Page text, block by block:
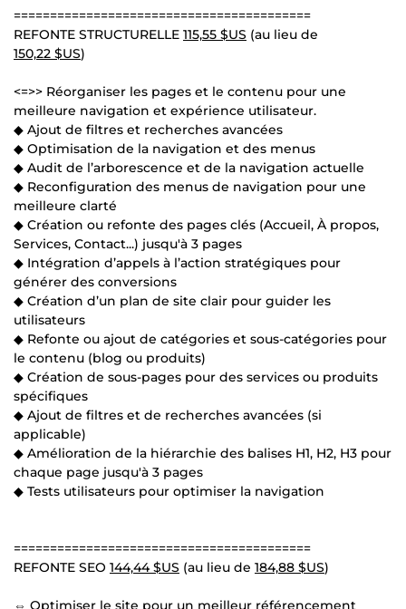
=========================================
REFONTE STRUCTURELLE 115,55 $US (au lieu de
150,22 $US)
<=>> Réorganiser les pages et le contenu pour une
meilleure navigation et expérience utilisateur.
◆ Ajout de filtres et recherches avancées
◆ Optimisation de la navigation et des menus
◆ Audit de l’arborescence et de la navigation actuelle
◆ Reconfiguration des menus de navigation pour une
meilleure clarté
◆ Création ou refonte des pages clés (Accueil, À propos,
Services, Contact...) jusqu'à 3 pages
◆ Intégration d’appels à l’action stratégiques pour
générer des conversions
◆ Création d’un plan de site clair pour guider les
utilisateurs
◆ Refonte ou ajout de catégories et sous-catégories pour
le contenu (blog ou produits)
◆ Création de sous-pages pour des services ou produits
spécifiques
◆ Ajout de filtres et de recherches avancées (si
applicable)
◆ Amélioration de la hiérarchie des balises H1, H2, H3 pour
chaque page jusqu'à 3 pages
◆ Tests utilisateurs pour optimiser la navigation
=========================================
REFONTE SEO 144,44 $US (au lieu de 184,88 $US)
⇔ Optimiser le site pour un meilleur référencement